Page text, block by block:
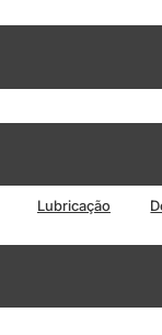
Lubricação